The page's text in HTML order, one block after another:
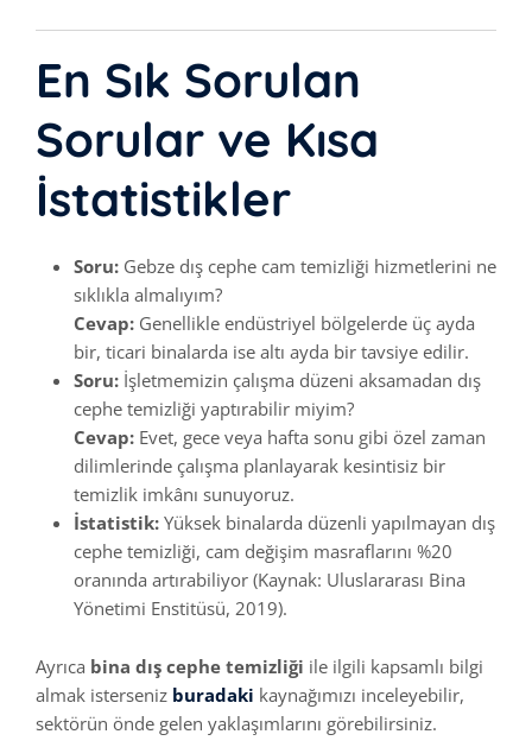
En Sık Sorulan
Sorular ve Kısa
İstatistikler
Soru: Gebze dış cephe cam temizliği hizmetlerini ne
sıklıkla almalıyım?
Cevap: Genellikle endüstriyel bölgelerde üç ayda
bir, ticari binalarda ise altı ayda bir tavsiye edilir.
Soru: İşletmemizin çalışma düzeni aksamadan dış
cephe temizliği yaptırabilir miyim?
Cevap: Evet, gece veya hafta sonu gibi özel zaman
dilimlerinde çalışma planlayarak kesintisiz bir
temizlik imkânı sunuyoruz.
İstatistik: Yüksek binalarda düzenli yapılmayan dış
cephe temizliği, cam değişim masraflarını %20
oranında artırabiliyor (Kaynak: Uluslararası Bina
Yönetimi Enstitüsü, 2019).
Ayrıca bina dış cephe temizliği ile ilgili kapsamlı bilgi
almak isterseniz buradaki kaynağımızı inceleyebilir,
sektörün önde gelen yaklaşımlarını görebilirsiniz.